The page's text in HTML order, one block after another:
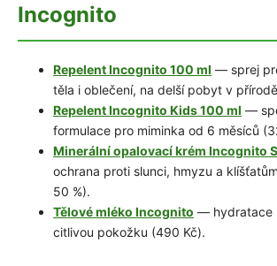
Incognito
Repelent Incognito 100 ml — sprej
těla i oblečení, na delší pobyt v
Repelent Incognito Kids 100 ml —
formulace pro miminka od 6 měsíců
Minerální opalovací krém Incognito
ochrana proti slunci, hmyzu a
50 %).
Tělové mléko Incognito — hydratace
citlivou pokožku (490 Kč).